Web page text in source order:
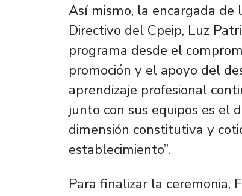
Así mismo, la encargada de
Directivo del Cpeip, Luz
programa desde el
promoción y el apoyo del
aprendizaje profesional
junto con sus equipos es el
dimensión constitutiva y
establecimiento”.
Para finalizar la ceremonia,